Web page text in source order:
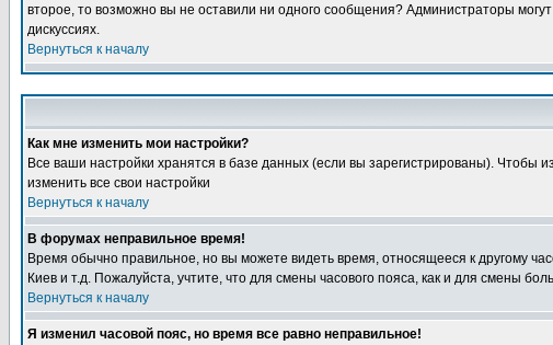
второе, то возможно вы не оставили ни одного сообщения? Администраторы
дискуссиях.
Вернуться к началу
Как мне изменить мои настройки?
Все ваши настройки хранятся в базе данных (если вы зарегистрированы). Чтобы
изменить все свои настройки
Вернуться к началу
В форумах неправильное время!
Время обычно правильное, но вы можете видеть время, относящееся к другому
Киев и т.д. Пожалуйста, учтите, что для смены часового пояса, как и для смены
Вернуться к началу
Я изменил часовой пояс, но время все равно неправильное!